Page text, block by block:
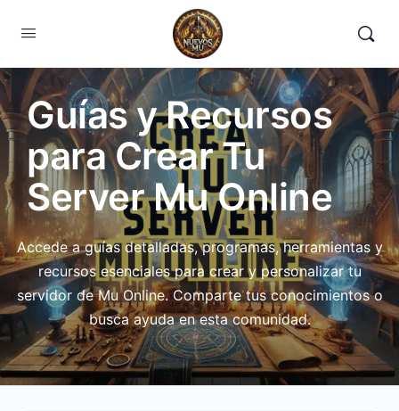
Guías y Recursos
para Crear Tu
Server Mu Online
Accede a guías detalladas, programas, herramientas y
recursos esenciales para crear y personalizar tu
servidor de Mu Online. Comparte tus conocimientos o
busca ayuda en esta comunidad.